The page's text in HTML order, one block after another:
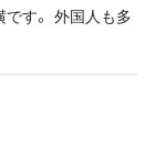
す。 外国人も多